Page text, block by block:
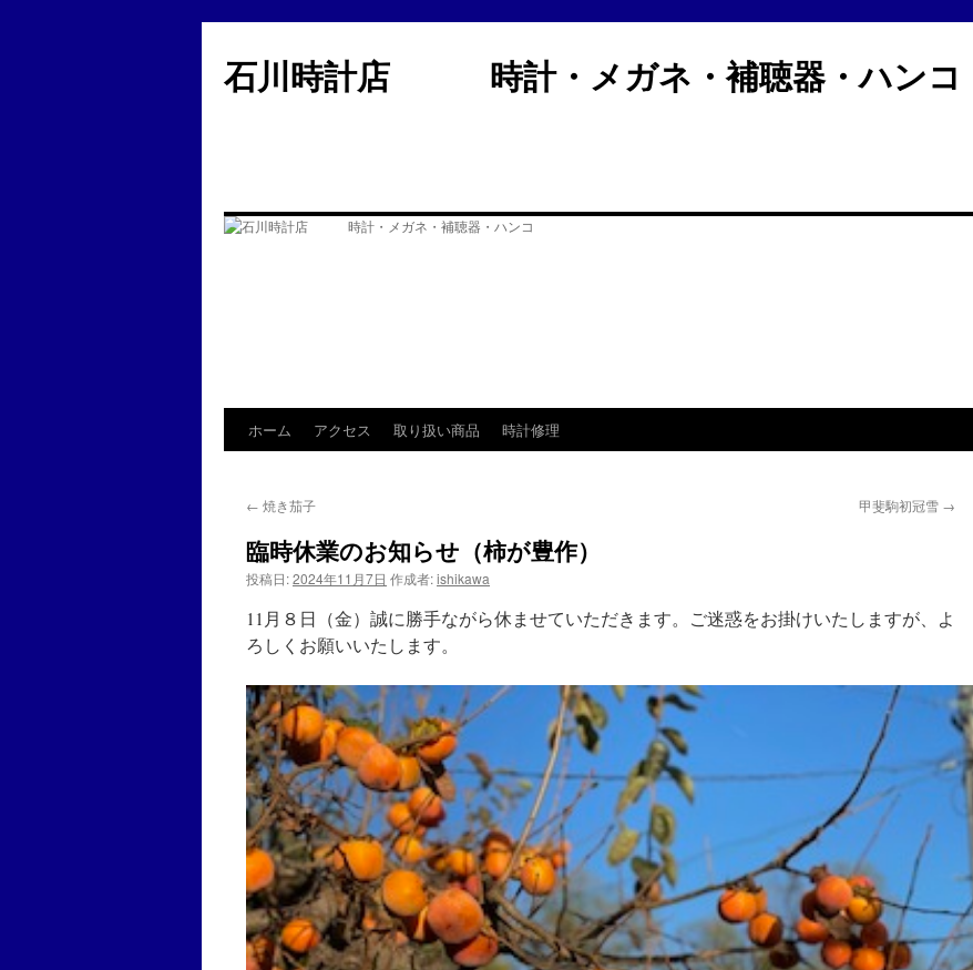
テ
ン
プ
石川時計店 時計・メガネ・補聴器・ハンコ
ホーム アクセス 取り扱い商品 時計修理
← 焼き茄子 甲斐駒初冠雪 →
臨時休業のお知らせ（柿が豊作）
投稿日:2024年11月7日 作成者:ishikawa
11月８日（金）誠に勝手ながら休ませていただきます。ご迷惑をお掛けいたしますが、よ
ろしくお願いいたします。